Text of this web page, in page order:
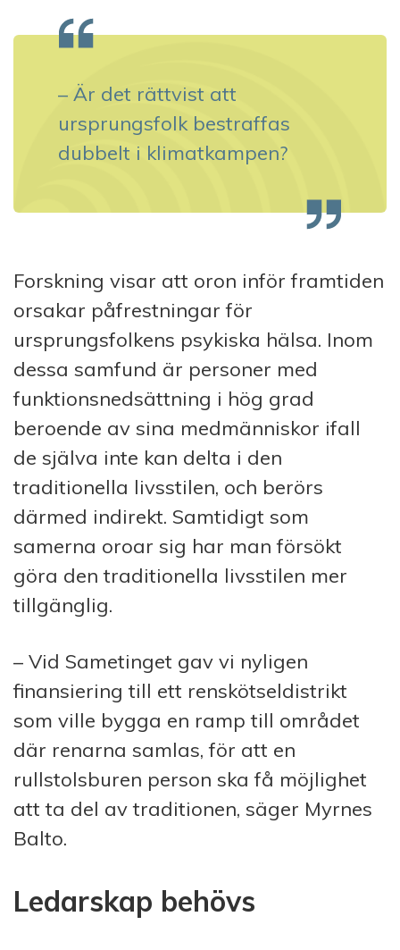
– Är det rättvist att
ursprungsfolk bestraffas
dubbelt i klimatkampen?
Forskning visar att oron inför framtiden
orsakar påfrestningar för
ursprungsfolkens psykiska hälsa. Inom
dessa samfund är personer med
funktionsnedsättning i hög grad
beroende av sina medmänniskor ifall
de själva inte kan delta i den
traditionella livsstilen, och berörs
därmed indirekt. Samtidigt som
samerna oroar sig har man försökt
göra den traditionella livsstilen mer
tillgänglig.
– Vid Sametinget gav vi nyligen
finansiering till ett renskötseldistrikt
som ville bygga en ramp till området
där renarna samlas, för att en
rullstolsburen person ska få möjlighet
att ta del av traditionen, säger Myrnes
Balto.
Ledarskap behövs